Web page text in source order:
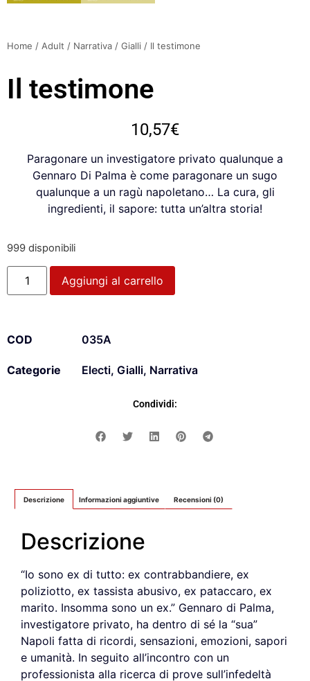
Home / Adult / Narrativa / Gialli / Il testimone
Il testimone
10,57€
Paragonare un investigatore privato qualunque a
Gennaro Di Palma è come paragonare un sugo
qualunque a un ragù napoletano… La cura, gli
ingredienti, il sapore: tutta un’altra storia!
999 disponibili
Aggiungi al carrello
COD 035A
Categorie Electi, Gialli, Narrativa
Condividi:
Descrizione Informazioni aggiuntive Recensioni (0)
Descrizione
“Io sono ex di tutto: ex contrabbandiere, ex
poliziotto, ex tassista abusivo, ex pataccaro, ex
marito. Insomma sono un ex.” Gennaro di Palma,
investigatore privato, ha dentro di sé la “sua”
Napoli fatta di ricordi, sensazioni, emozioni, sapori
e umanità. In seguito all’incontro con un
professionista alla ricerca di prove sull’infedeltà